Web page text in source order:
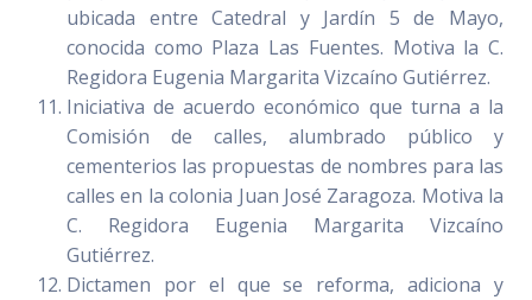
ubicada entre Catedral y Jardín 5 de Mayo,
conocida como Plaza Las Fuentes. Motiva la C.
Regidora Eugenia Margarita Vizcaíno Gutiérrez.
Iniciativa de acuerdo económico que turna a la
Comisión de calles, alumbrado público y
cementerios las propuestas de nombres para las
calles en la colonia Juan José Zaragoza. Motiva la
C. Regidora Eugenia Margarita Vizcaíno
Gutiérrez.
Dictamen por el que se reforma, adiciona y